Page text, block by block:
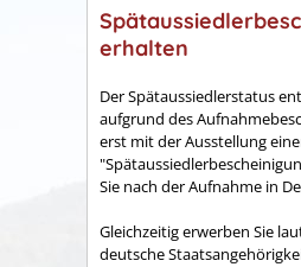
erhalten
Der Spätaussiedlerstatus
aufgrund des
erst mit der Ausstellung
Sie nach der Aufnahme in
Gleichzeitig erwerben Sie
deutsche